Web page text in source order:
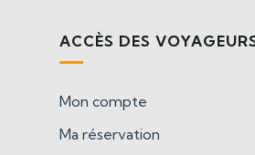
ACCÈS DES
Mon compte
Ma réservation